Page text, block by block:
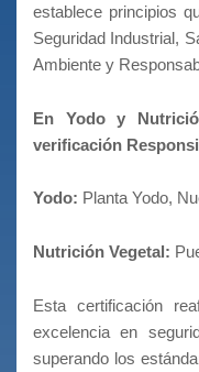
establece principios
Seguridad Industrial,
Ambiente y
En Yodo y
verificación
Yodo: Planta Yodo,
Nutrición Vegetal:
Esta certificación
excelencia en
superando los